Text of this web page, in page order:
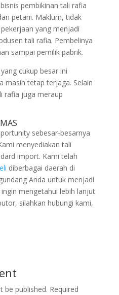
pembikinan tali rafia
petani. Maklum, tidak
yang menjadi
tali rafia. Pembelinya
sampai pemilik pabrik.
cukup besar ini
masih tetap terjaga. Selain
rafia juga meraup
sebesar-besarnya
menyediakan tali
import. Kami telah
diberbagai daerah di
Anda untuk menjadi
mengetahui lebih lanjut
silahkan hubungi kami,
be published. Required